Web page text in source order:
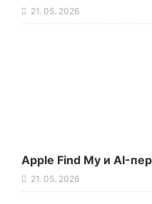
21. 05. 2026
Apple Find My и AI-
21. 05. 2026